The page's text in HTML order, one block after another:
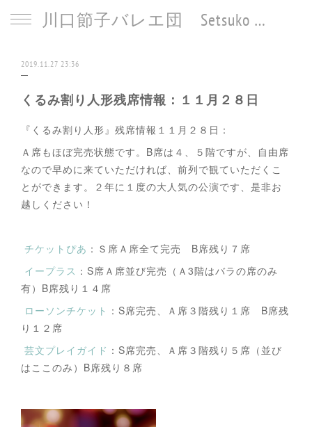
川口節子バレエ団 Setsuko Kawaguchi Ballet
2019.11.27 23:36
くるみ割り人形残席情報：１１月２８日
『くるみ割り人形』残席情報１１月２８日：
Ａ席もほぼ完売状態です。B席は４、５階ですが、自由席
なので早めに来ていただければ、前列で観ていただくこ
とができます。２年に１度の大人気の公演です、是非お
越しください！
チケットぴあ ：Ｓ席Ａ席全て完売 B席残り７席
イープラス ：S席Ａ席並び完売（Ａ3階はバラの席のみ
有）B席残り１４席
ローソンチケット ：S席完売、Ａ席３階残り１席 B席残
り１２席
芸文プレイガイド ：S席完売、Ａ席３階残り５席（並び
はここのみ）B席残り８席